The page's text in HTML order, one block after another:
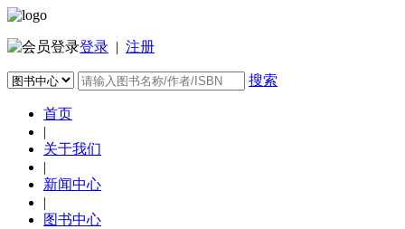
登录 | 注册
搜索
首页
|
关于我们
|
新闻中心
|
图书中心